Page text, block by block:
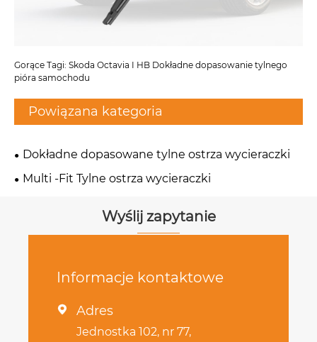
Gorące Tagi: Skoda Octavia I HB Dokładne dopasowanie tylnego
pióra samochodu
Powiązana kategoria
Dokładne dopasowane tylne ostrza wycieraczki
Multi -Fit Tylne ostrza wycieraczki
Wyślij zapytanie
Informacje kontaktowe
 Adres
Jednostka 102, nr 77,